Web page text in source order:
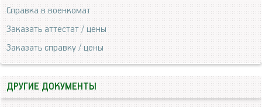
Справка в военкомат
Заказать аттестат / цены
Заказать справку / цены
ДРУГИЕ ДОКУМЕНТЫ